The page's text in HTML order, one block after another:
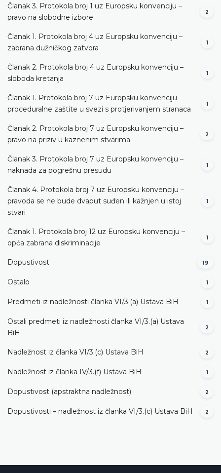
Članak 3. Protokola broj 1 uz Europsku konvenciju –
pravo na slobodne izbore
2
Članak 1. Protokola broj 4 uz Europsku konvenciju –
zabrana dužničkog zatvora
1
Članak 2. Protokola broj 4 uz Europsku konvenciju –
sloboda kretanja
1
Članak 1. Protokola broj 7 uz Europsku konvenciju –
proceduralne zaštite u svezi s protjerivanjem stranaca
1
Članak 2. Protokola broj 7 uz Europsku konvenciju –
pravo na priziv u kaznenim stvarima
2
Članak 3. Protokola broj 7 uz Europsku konvenciju –
naknada za pogrešnu presudu
1
Članak 4. Protokola broj 7 uz Europsku konvenciju –
pravoda se ne bude dvaput suđen ili kažnjen u istoj
stvari
1
Članak 1. Protokola broj 12 uz Europsku konvenciju –
opća zabrana diskriminacije
1
Dopustivost 19
Ostalo 1
Predmeti iz nadležnosti članka VI/3.(a) Ustava BiH 1
Ostali predmeti iz nadležnosti članka VI/3.(a) Ustava
BiH
2
Nadležnost iz članka VI/3.(c) Ustava BiH 2
Nadležnost iz članka IV/3.(f) Ustava BiH 1
Dopustivost (apstraktna nadležnost) 2
Dopustivosti – nadležnost iz članka VI/3.(c) Ustava BiH 2